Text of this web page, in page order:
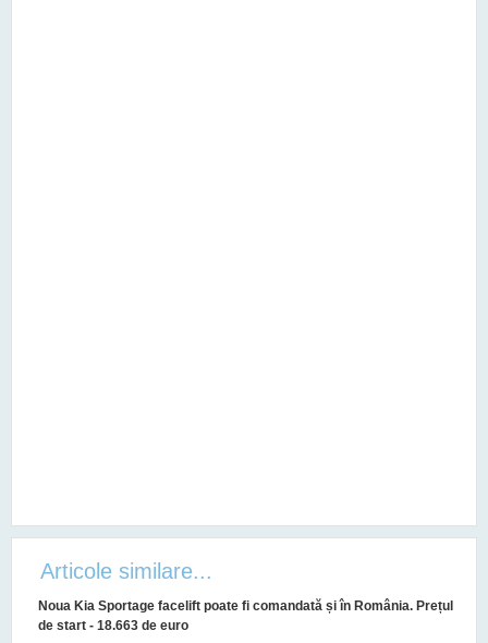
Articole similare...
Noua Kia Sportage facelift poate fi comandată și în România. Prețul
de start - 18.663 de euro